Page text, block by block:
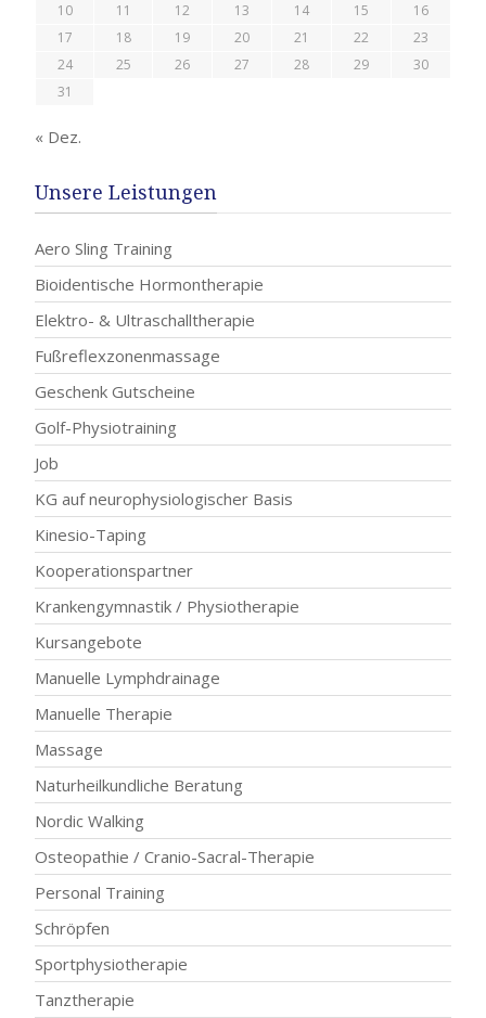
10
11 12 13 14 15
16
17
18 19 20 21 22
23
24
25 26 27 28 29
30
31
« Dez.
Unsere Leistungen
Aero Sling Training
Bioidentische Hormontherapie
Elektro- & Ultraschalltherapie
Fußreflexzonenmassage
Geschenk Gutscheine
Golf-Physiotraining
Job
KG auf neurophysiologischer Basis
Kinesio-Taping
Kooperationspartner
Krankengymnastik / Physiotherapie
Kursangebote
Manuelle Lymphdrainage
Manuelle Therapie
Massage
Naturheilkundliche Beratung
Nordic Walking
Osteopathie / Cranio-Sacral-Therapie
Personal Training
Schröpfen
Sportphysiotherapie
Tanztherapie